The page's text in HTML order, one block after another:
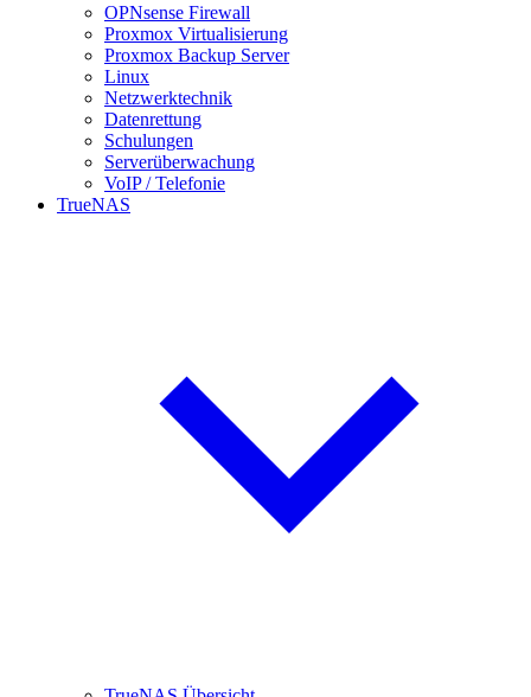
OPNsense Firewall
Proxmox Virtualisierung
Proxmox Backup Server
Linux
Netzwerktechnik
Datenrettung
Schulungen
Serverüberwachung
VoIP / Telefonie
TrueNAS